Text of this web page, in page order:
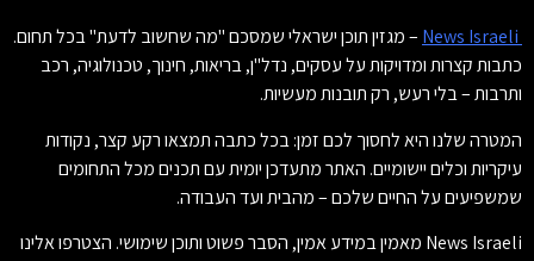
– מגזין תוכן ישראלי שמסכם "מה שחשוב לדעת" בכל תחום.
כתבות קצרות ומדויקות על עסקים, נדל"ן, בריאות, חינוך, טכנולוגיה, רכב
ותרבות – בלי רעש, רק תובנות מעשיות.
המטרה שלנו היא לחסוך לכם זמן: בכל כתבה תמצאו רקע קצר, נקודות
עיקריות וכלים יישומיים. האתר מתעדכן יומית עם תכנים מכל התחומים
שמשפיעים על החיים שלכם – מהבית ועד העבודה.
News Israeli מאמין במידע אמין, הסבר פשוט ותוכן שימושי. הצטרפו אלינו